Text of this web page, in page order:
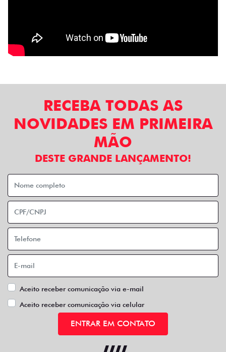
RECEBA TODAS AS
NOVIDADES EM PRIMEIRA
MÃO
DESTE GRANDE LANÇAMENTO!
Aceito receber comunicação via e-mail
Aceito receber comunicação via celular
ENTRAR EM CONTATO